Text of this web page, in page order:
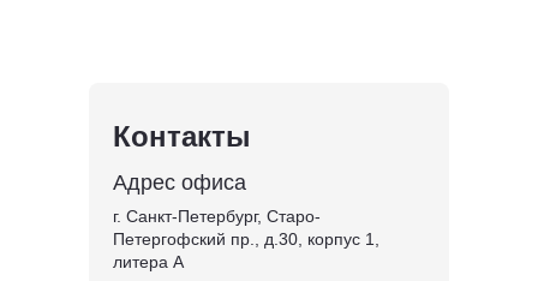
Адрес офиса
г. Санкт-Петербург, Старо-
Петергофский пр., д.30, корпус 1,
литера А
Контакты